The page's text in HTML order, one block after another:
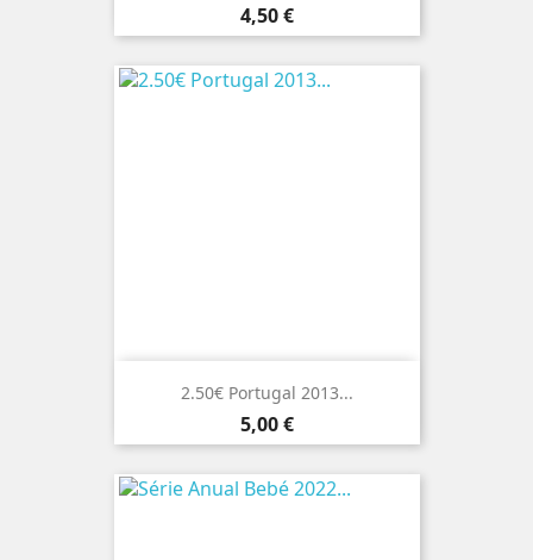
Preço
4,50 €
2.50€ Portugal 2013...
Preço
5,00 €